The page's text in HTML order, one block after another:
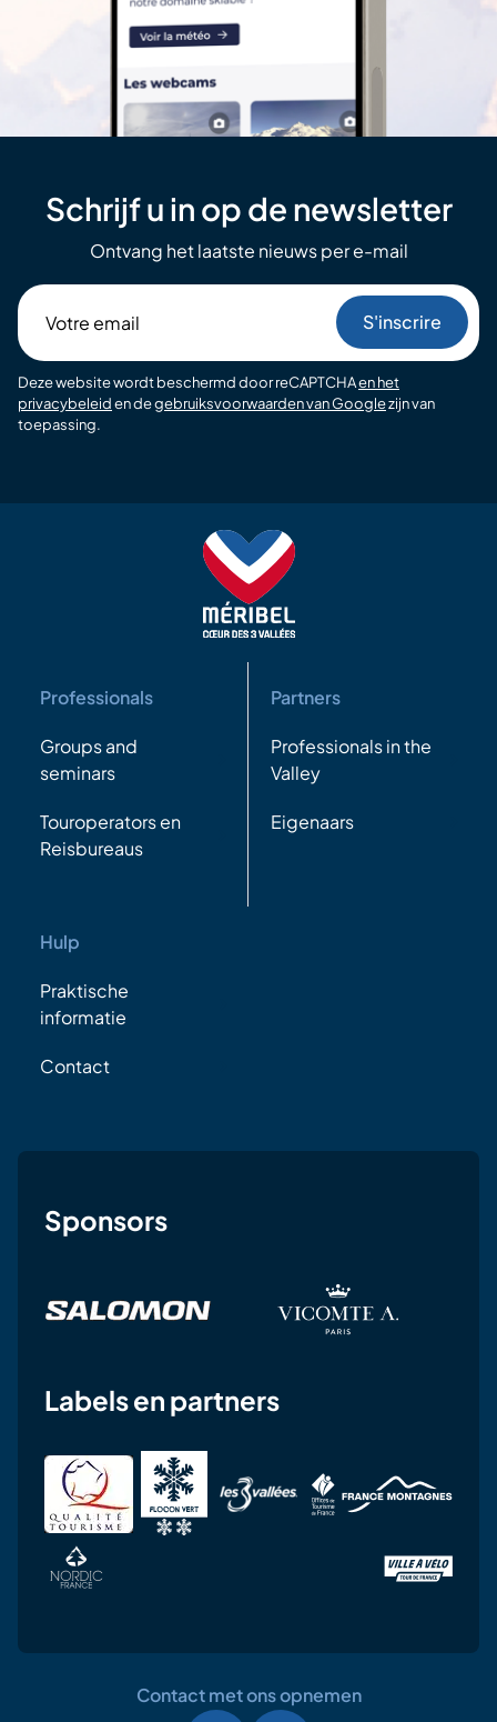
Schrijf u in op de newsletter
Ontvang het laatste nieuws per e-mail
email
Deze website wordt beschermd door reCAPTCHAen het
privacybeleiden degebruiksvoorwaarden van Googlezijn van
toepassing.
Professionals
Groups and
seminars
Touroperators en
Reisbureaus
Partners
Professionals in the
Valley
Eigenaars
Hulp
Praktische
informatie
Contact
Sponsors
Labels en partners
Contact met ons opnemen